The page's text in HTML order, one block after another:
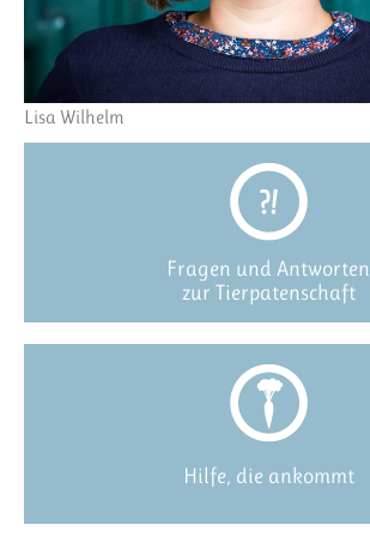
Lisa Wilhelm
Fragen und Antworten
zur Tierpatenschaft
Hilfe, die ankommt